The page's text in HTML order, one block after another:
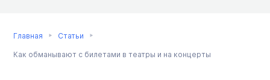
Главная Статьи
Как обманывают с билетами в театры и на концерты